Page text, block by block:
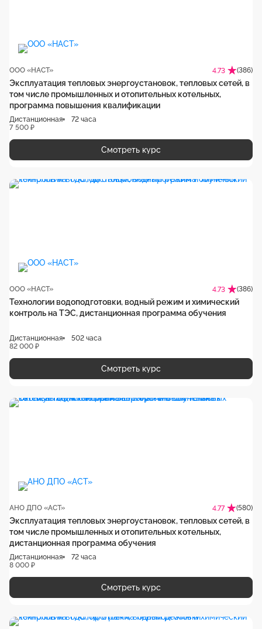
ООО «НАСТ» 4.73 (386)
Эксплуатация тепловых энергоустановок, тепловых сетей, в
том числе промышленных и отопительных котельных,
программа повышения квалификации
Дистанционная
72 часа
7 500 ₽
Смотреть курс
ООО «НАСТ» 4.73 (386)
Технологии водоподготовки, водный режим и химический
контроль на ТЭС, дистанционная программа обучения
Дистанционная
502 часа
82 000 ₽
Смотреть курс
АНО ДПО «АСТ» 4.77 (580)
Эксплуатация тепловых энергоустановок, тепловых сетей, в
том числе промышленных и отопительных котельных,
дистанционная программа обучения
Дистанционная
72 часа
8 000 ₽
Смотреть курс